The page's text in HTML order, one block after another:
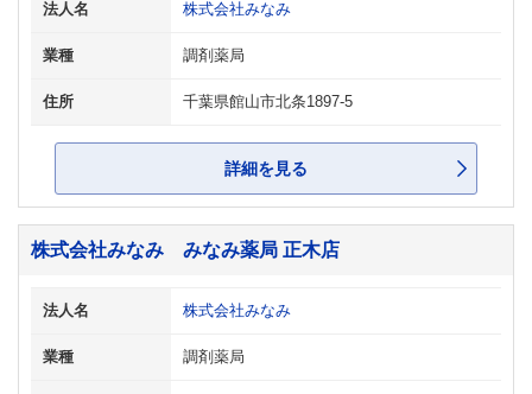
法人名 株式会社みなみ
業種 調剤薬局
住所 千葉県館山市北条1897-5
詳細を見る
株式会社みなみ みなみ薬局 正木店
法人名 株式会社みなみ
業種 調剤薬局